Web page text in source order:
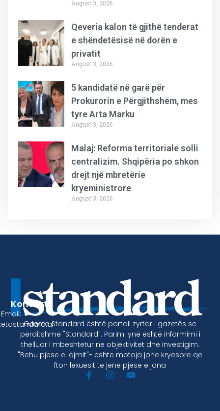
August 3, 2026
Qeveria kalon të gjithë tenderat
e shëndetësisë në dorën e
privatit
August 3, 2026
5 kandidatë në garë për
Prokurorin e Përgjithshëm, mes
tyre Arta Marku
August 3, 2026
Malaj: Reforma territoriale solli
centralizim. Shqipëria po shkon
drejt një mbretërie
kryeministrore
August 3, 2026
Gazeta Standard është portali zyrtar i gazetës se
përditshme "Standard". Parimi ynë është informimi i
thelluar i mbeshtetur ne objektivitet dhe investigim.
"Behu pjese e lajmit"- eshte motoja jone kryesore qe
fton lexuesit te jene pjese e jona
Kontakt
Email: